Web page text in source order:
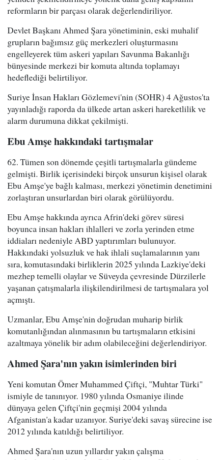
reformların bir parçası olarak değerlendiriliyor.
Devlet Başkanı Ahmed Şara yönetiminin, eski muhalif
grupların bağımsız güç merkezleri oluşturmasını
engelleyerek tüm askeri yapıları Savunma Bakanlığı
bünyesinde merkezi bir komuta altında toplamayı
hedeflediği belirtiliyor.
Suriye İnsan Hakları Gözlemevi'nin (SOHR) 4 Ağustos'ta
yayınladığı raporda da ülkede artan askeri hareketlilik ve
alarm durumuna dikkat çekilmişti.
Ebu Amşe hakkındaki tartışmalar
62. Tümen son dönemde çeşitli tartışmalarla gündeme
gelmişti. Birlik içerisindeki birçok unsurun kişisel olarak
Ebu Amşe'ye bağlı kalması, merkezi yönetimin denetimini
zorlaştıran unsurlardan biri olarak görülüyordu.
Ebu Amşe hakkında ayrıca Afrin'deki görev süresi
boyunca insan hakları ihlalleri ve zorla yerinden etme
iddiaları nedeniyle ABD yaptırımları bulunuyor.
Hakkındaki yolsuzluk ve hak ihlali suçlamalarının yanı
sıra, komutasındaki birliklerin 2025 yılında Lazkiye'deki
mezhep temelli olaylar ve Süveyda çevresinde Dürzilerle
yaşanan çatışmalarla ilişkilendirilmesi de tartışmalara yol
açmıştı.
Uzmanlar, Ebu Amşe'nin doğrudan muharip birlik
komutanlığından alınmasının bu tartışmaların etkisini
azaltmaya yönelik bir adım olabileceğini değerlendiriyor.
Ahmed Şara'nın yakın isimlerinden biri
Yeni komutan Ömer Muhammed Çiftçi, "Muhtar Türki"
ismiyle de tanınıyor. 1980 yılında Osmaniye ilinde
dünyaya gelen Çiftçi'nin geçmişi 2004 yılında
Afganistan'a kadar uzanıyor. Suriye'deki savaş sürecine ise
2012 yılında katıldığı belirtiliyor.
Ahmed Şara'nın uzun yıllardır yakın çalışma